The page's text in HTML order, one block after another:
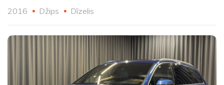
2016 Džips Dīzelis